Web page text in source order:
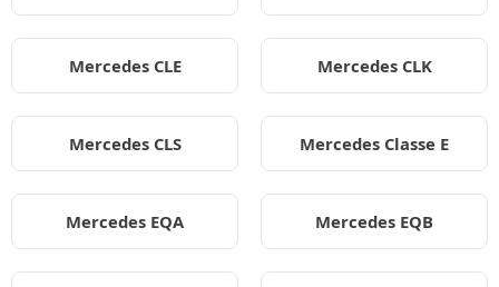
Mercedes CLE Mercedes CLK
Mercedes CLS Mercedes Classe E
Mercedes EQA Mercedes EQB